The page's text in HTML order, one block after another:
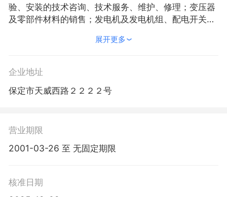
验、安装的技术咨询、技术服务、维护、修理；变压器
及零部件材料的销售；发电机及发电机组、配电开关控
动设备、电线、电缆、工业自动控制系统装置、电工仪
赁、修理、安装；电力工程施工；风力发电；太阳能发
广服务；新能源技术推广服务；检测服务。（依法须经
展开更多
企业地址
保定市天威西路２２２２号
营业期限
2001-03-26 至 无固定期限
核准日期